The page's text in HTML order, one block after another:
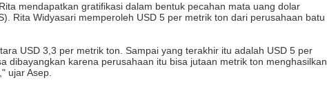
mendapatkan gratifikasi dalam bentuk pecahan mata uang dolar
Rita Widyasari memperoleh USD 5 per metrik ton dari perusahaan batu
USD 3,3 per metrik ton. Sampai yang terakhir itu adalah USD 5 per
dibayangkan karena perusahaan itu bisa jutaan metrik ton menghasilkan
ujar Asep.